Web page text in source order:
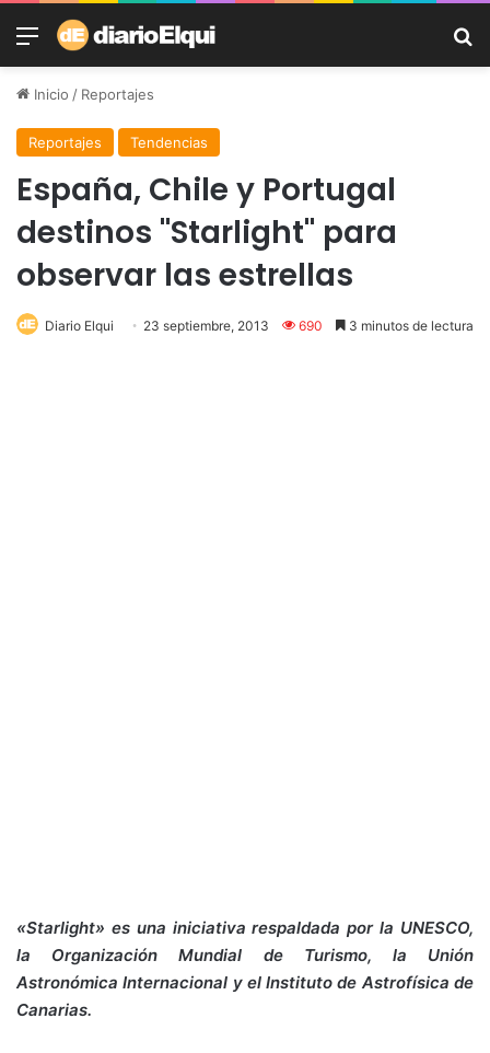
Menú
Inicio / Reportajes
Reportajes Tendencias
España, Chile y Portugal
destinos "Starlight" para
observar las estrellas
Diario Elqui 23 septiembre, 2013 690 3 minutos de lectura
«Starlight» es una iniciativa respaldada por la UNESCO,
la Organización Mundial de Turismo, la Unión
Astronómica Internacional y el Instituto de Astrofísica de
Canarias.